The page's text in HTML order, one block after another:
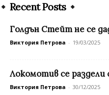
Recent Posts
Голдън Стейт не се
Виктория Петрова - 19/03/2025
Локомотив се раздели
Виктория Петрова - 30/12/2025